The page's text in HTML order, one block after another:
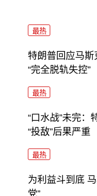
最热
特朗普回应马斯
“完全脱轨失控”
最热
“口水战”未完：
“投敌”后果严重
最热
为利益斗到底
党”